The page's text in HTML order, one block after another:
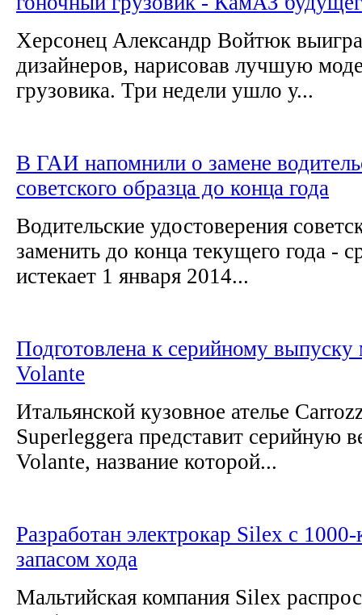
Херсонец Александр Войтюк
дизайнеров, нарисовав лучшую
грузовика. Три недели ушло у...
В ГАИ напомнили о замене
советского образца до конца года
Водительские удостоверения
заменить до конца текущего года -
истекает 1 января 2014...
Подготовлена к серийному выпуску
Volante
Итальянской кузовное ателье
Superleggera представит серийную
Volante, название которой...
Разработан электрокар Silex с
запасом хода
Мальтийская компания Silex